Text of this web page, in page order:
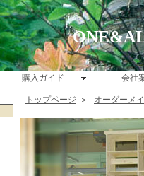
購入ガイド 会社
トップページ ＞ オーダーメ